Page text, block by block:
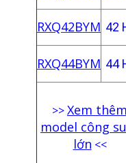
RXQ42BYM 42
RXQ44BYM 44
>>Xem thêm
model công
lớn <<